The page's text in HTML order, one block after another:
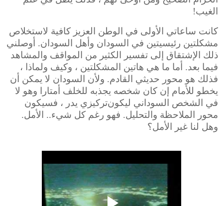
الغيب!
كانت ساعاتي الأولى في الوطن العزيز كافية لاستخلاص
مشكلتين رئيسيتين في السودان وأهل السودان. أوصلني
ذلك الإشتقاق إلى تفسير الكثير من المواقف والمشاهد
فيما بعد. أما ما هي هاتين المشكلتين ، وكيف ولماذا ،
فذلك هو محور حديثي القادم. ولأن السودان لا يمكن أن
يخطو للأمام إن كان شخصه يجذبه للخلف أمتارا وهو لا
يدر ، فسيكون تركيزيفي الشخص السوداني ليكون
محور الملاحظة والتحليل. فهو رغم كل شيء.. الأمل.
وهل لنا غير الأمل؟